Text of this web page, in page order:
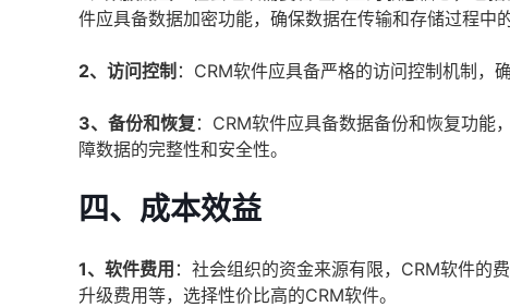
件应具备数据加密功能，确保数据在传输和存储过程中的
2、访问控制 ：CRM软件应具备严格的访问控制机制，
3、备份和恢复 ：CRM软件应具备数据备份和恢复功能
障数据的完整性和安全性。
四、成本效益
1、软件费用 ：社会组织的资金来源有限，CRM软件的
升级费用等，选择性价比高的CRM软件。